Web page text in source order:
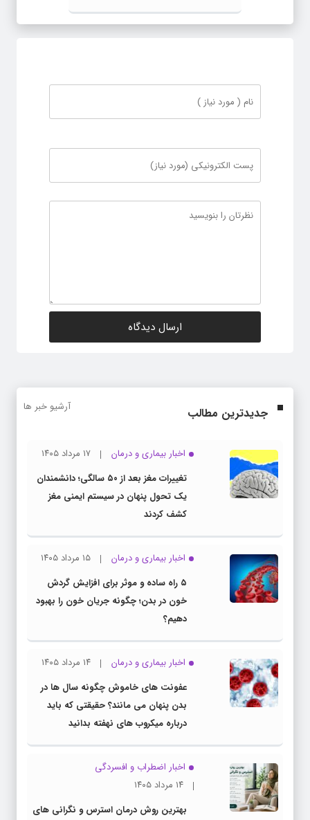
جدیدترین مطالب آرشیو خبر ها
اخبار بیماری و درمان
۱۷ مرداد ۱۴۰۵
تغییرات مغز بعد از ۵۰ سالگی؛ دانشمندان
یک تحول پنهان در سیستم ایمنی مغز
کشف کردند
اخبار بیماری و درمان
۱۵ مرداد ۱۴۰۵
۵ راه ساده و موثر برای افزایش گردش
خون در بدن؛ چگونه جریان خون را بهبود
دهیم؟
اخبار بیماری و درمان
۱۴ مرداد ۱۴۰۵
عفونت های خاموش چگونه سال ها در
بدن پنهان می مانند؟ حقیقتی که باید
درباره میکروب های نهفته بدانید
اخبار اضطراب و افسردگی
۱۴ مرداد ۱۴۰۵
بهترین روش درمان استرس و نگرانی های